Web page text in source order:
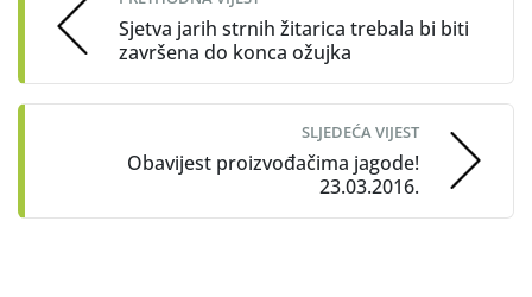
Sjetva jarih strnih žitarica trebala bi biti
završena do konca ožujka
SLJEDEĆA VIJEST
Obavijest proizvođačima jagode!
23.03.2016.